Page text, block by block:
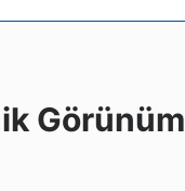
Görünüm